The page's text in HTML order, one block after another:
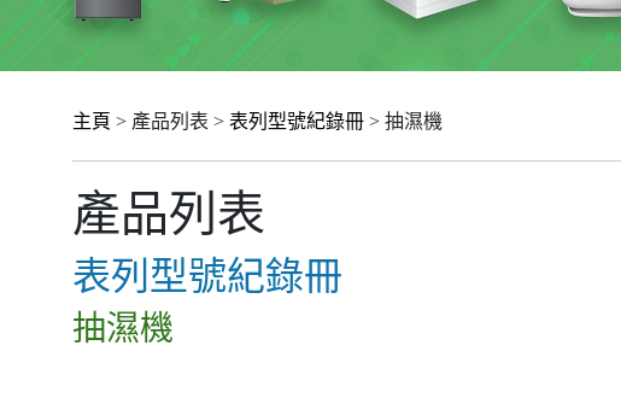
主頁 > 產品列表 > 表列型號紀錄冊 > 抽濕機
產品列表
表列型號紀錄冊
抽濕機